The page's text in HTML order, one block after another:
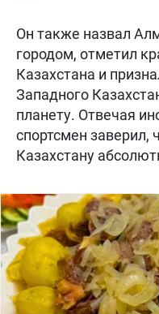
Он также назвал
городом, отметил
Казахстана и
Западного
планету. Отвечая
спортсмен заверил,
Казахстану